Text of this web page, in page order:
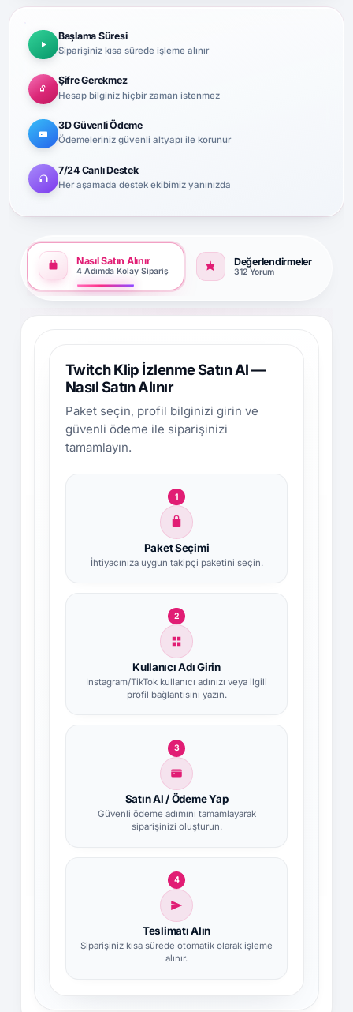
Başlama Süresi
Siparişiniz kısa sürede işleme alınır
Şifre Gerekmez
Hesap bilginiz hiçbir zaman istenmez
3D Güvenli Ödeme
Ödemeleriniz güvenli altyapı ile korunur
7/24 Canlı Destek
Her aşamada destek ekibimiz yanınızda
Nasıl Satın Alınır
4 Adımda Kolay Sipariş
Değerlendirmeler
312 Yorum
Twitch Klip İzlenme Satın Al —
Nasıl Satın Alınır
Paket seçin, profil bilginizi girin ve
güvenli ödeme ile siparişinizi
tamamlayın.
1
Paket Seçimi
İhtiyacınıza uygun takipçi paketini seçin.
2
Kullanıcı Adı Girin
Instagram/TikTok kullanıcı adınızı veya ilgili
profil bağlantısını yazın.
3
Satın Al / Ödeme Yap
Güvenli ödeme adımını tamamlayarak
siparişinizi oluşturun.
4
Teslimatı Alın
Siparişiniz kısa sürede otomatik olarak işleme
alınır.